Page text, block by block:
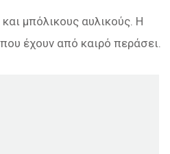
μπόλικους αυλικούς. Η
έχουν από καιρό περάσει.